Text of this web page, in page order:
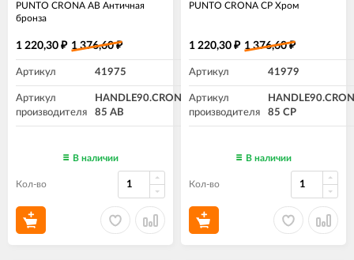
PUNTO CRONA AB Античная
бронза
1 220,30 ₽ 1 376,60₽
Артикул 41975
Артикул
производителя
HANDLE90.CRONA.04-
85 AB
В наличии
Кол-во
PUNTO CRONA CP Хром
1 220,30 ₽ 1 376,60₽
Артикул 41979
Артикул
производителя
85 CP
В наличии
Кол-во